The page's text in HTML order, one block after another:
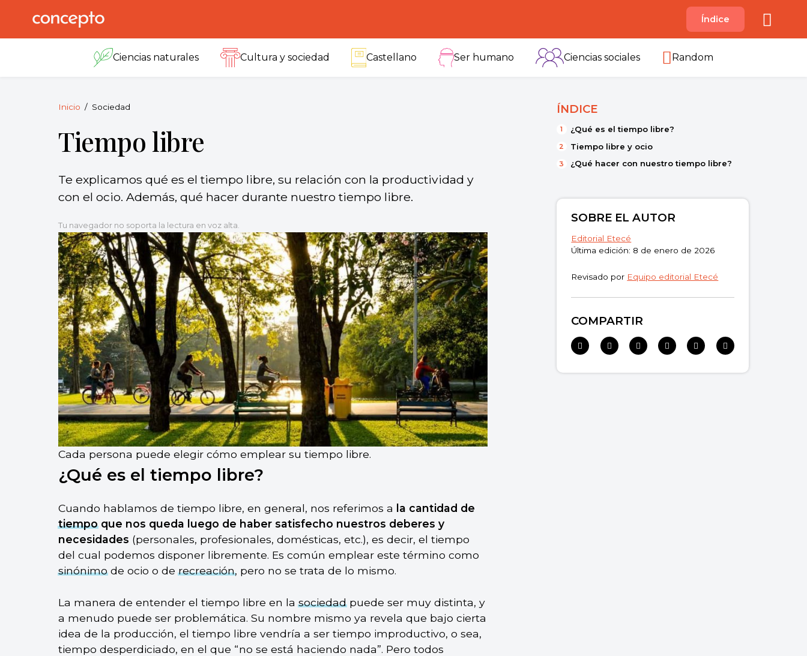
reservados.
B C
Índice
Ciencias naturales Cultura y sociedad Castellano Ser humano Ciencias sociales Random
Inicio Sociedad
Tiempo libre
Te explicamos qué es el tiempo libre, su relación con la productividad y
con el ocio. Además, qué hacer durante nuestro tiempo libre.
Tu navegador no soporta la lectura en voz alta.
Cada persona puede elegir cómo emplear su tiempo libre.
¿Qué es el tiempo libre?
Cuando hablamos de tiempo libre, en general, nos referimos a
la cantidad de
tiempoque nos queda luego de haber satisfecho nuestros deberes y
necesidades (personales, profesionales, domésticas, etc.), es decir, el tiempo
del cual podemos disponer libremente. Es común emplear este término como
sinónimode ocio o derecreación, pero no se trata de lo mismo.
La manera de entender el tiempo libre en lasociedadpuede ser muy distinta, y
a menudo puede ser problemática. Su nombre mismo ya revela que bajo cierta
idea de la producción, el tiempo libre vendría a ser tiempo improductivo, o sea,
tiempo desperdiciado, en el que “no se está haciendo nada”. Pero todos
ÍNDICE
¿Qué es el tiempo libre?
Tiempo libre y ocio
¿Qué hacer con nuestro tiempo libre?
SOBRE EL AUTOR
Editorial Etecé
Última edición: 8 de enero de 2026
Revisado por Equipo editorial Etecé
COMPARTIR